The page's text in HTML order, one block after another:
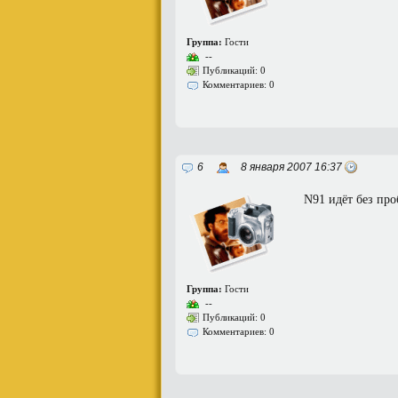
Группа: Гости
--
Публикаций: 0
Комментариев: 0
6 8 января 2007 16:37
Группа: Гости
--
Публикаций: 0
Комментариев: 0
N91 идёт без